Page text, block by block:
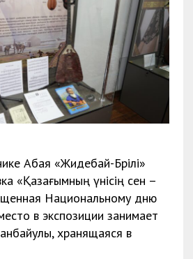
Абая «Жидебай-Бөрілі»
«Қазағымның үнісің сен –
Национальному дню
в экспозиции занимает
хранящаяся в